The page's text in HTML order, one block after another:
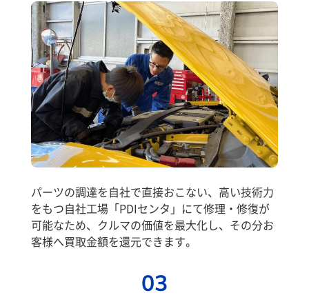
パーツの調達を自社で直接おこない、高い技術力
をもつ自社工場「PDIセンタ」にて修理・修復が
可能なため、クルマの価値を最大化し、その分お
客様へ買取金額を還元できます。
03